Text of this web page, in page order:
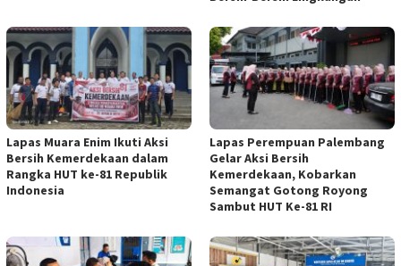
Lapas Muara Enim Ikuti Aksi
Bersih Kemerdekaan dalam
Rangka HUT ke-81 Republik
Indonesia
Lapas Perempuan Palembang
Gelar Aksi Bersih
Kemerdekaan, Kobarkan
Semangat Gotong Royong
Sambut HUT Ke-81 RI